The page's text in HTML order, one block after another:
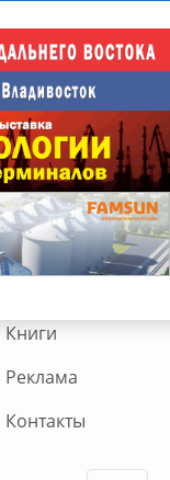
Книги
Реклама
Контакты